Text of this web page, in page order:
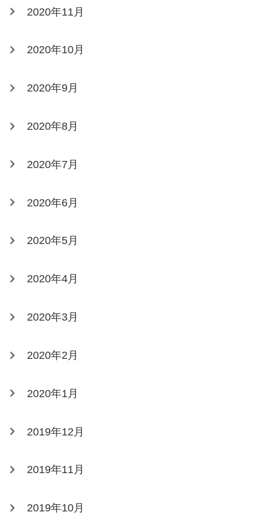
2020年11月
2020年10月
2020年9月
2020年8月
2020年7月
2020年6月
2020年5月
2020年4月
2020年3月
2020年2月
2020年1月
2019年12月
2019年11月
2019年10月